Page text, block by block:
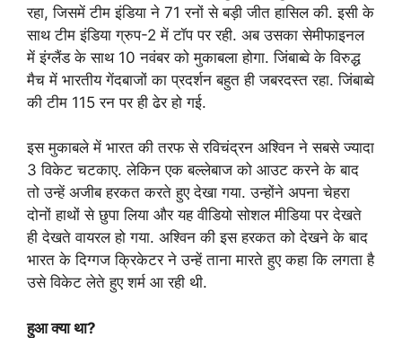
रहा, जिसमें टीम इंडिया ने 71 रनों से बड़ी जीत हासिल की. इसी के
साथ टीम इंडिया ग्रुप-2 में टॉप पर रही. अब उसका सेमीफाइनल
में इंग्लैंड के साथ 10 नवंबर को मुकाबला होगा. जिंबाब्वे के विरुद्ध
मैच में भारतीय गेंदबाजों का प्रदर्शन बहुत ही जबरदस्त रहा. जिंबाब्वे
की टीम 115 रन पर ही ढेर हो गई.
इस मुकाबले में भारत की तरफ से रविचंद्रन अश्विन ने सबसे ज्यादा
3 विकेट चटकाए. लेकिन एक बल्लेबाज को आउट करने के बाद
तो उन्हें अजीब हरकत करते हुए देखा गया. उन्होंने अपना चेहरा
दोनों हाथों से छुपा लिया और यह वीडियो सोशल मीडिया पर देखते
ही देखते वायरल हो गया. अश्विन की इस हरकत को देखने के बाद
भारत के दिग्गज क्रिकेटर ने उन्हें ताना मारते हुए कहा कि लगता है
उसे विकेट लेते हुए शर्म आ रही थी.
हुआ क्या था?